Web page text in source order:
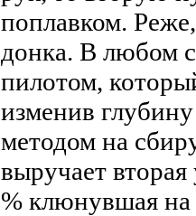
поплавком.
донка. В любом
пилотом,
изменив
методом на
выручает
% клюнувшая на